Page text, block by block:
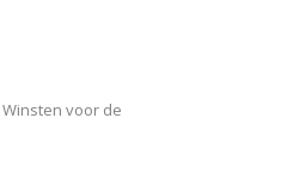
voor de